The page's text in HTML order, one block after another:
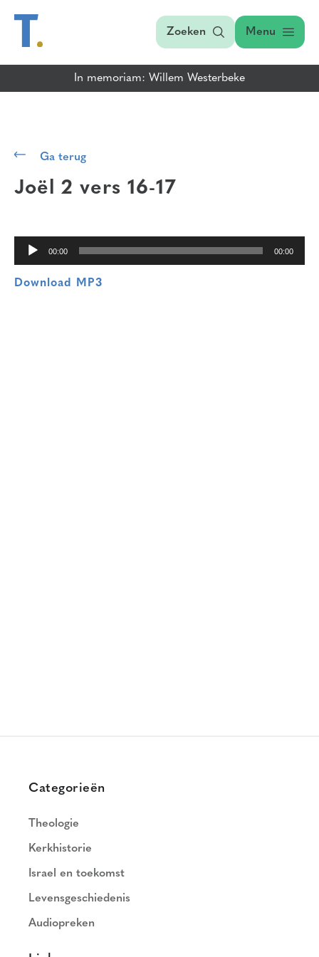
Zoeken Menu
In memoriam: Willem Westerbeke
Ga terug
Joël 2 vers 16-17
00:00 00:00
Download MP3
Categorieën
Theologie
Kerkhistorie
Israel en toekomst
Levensgeschiedenis
Audiopreken